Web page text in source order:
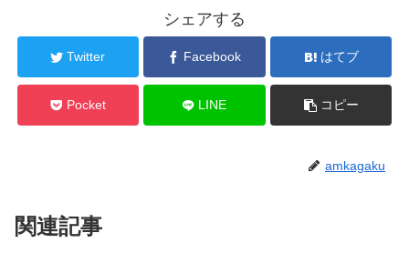
シェアする
Twitter Facebook はてブ
Pocket LINE コピー
amkagaku
関連記事